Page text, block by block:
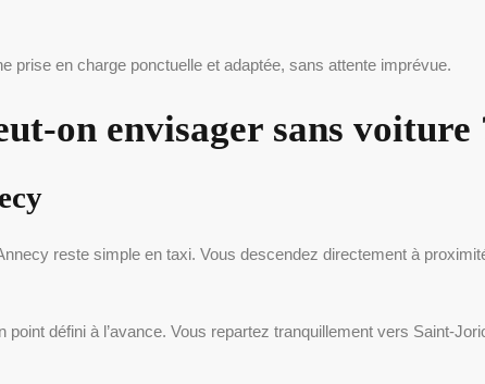
prise en charge ponctuelle et adaptée, sans attente imprévue.
on envisager sans voiture
reste simple en taxi. Vous descendez directement à
défini à l’avance. Vous repartez tranquillement vers Saint-